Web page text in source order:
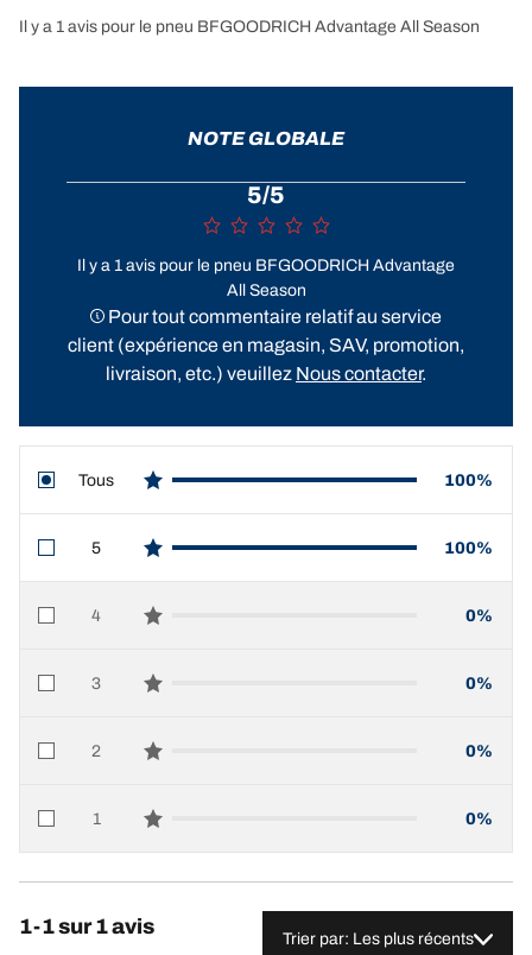
Il y a 1 avis pour le pneu BFGOODRICH Advantage All Season
NOTE GLOBALE
5/5
Il y a 1 avis pour le pneu BFGOODRICH Advantage
All Season
Pour tout commentaire relatif au service
client (expérience en magasin, SAV, promotion,
livraison, etc.) veuillez Nous contacter.
Tous
star reviews
100%
5
star reviews
100%
4
star reviews
0%
3
star reviews
0%
2
star reviews
0%
1
star reviews
0%
1-1 sur 1 avis
Trier par: Les plus récents